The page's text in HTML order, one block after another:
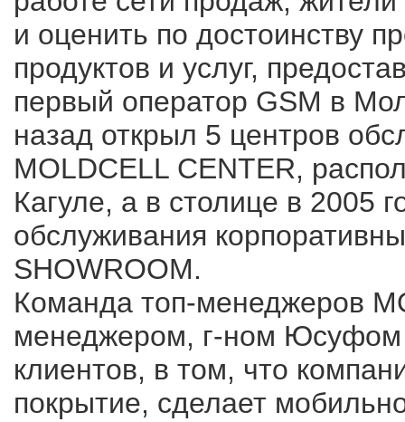
и оценить по достоинству
продуктов и услуг,
первый оператор GSM в
назад открыл 5 центров
MOLDCELL CENTER,
Кагуле, а в столице в 2005
обслуживания
SHOWROOM.
Команда топ-менеджеров
менеджером, г-ном Юсуфом
клиентов, в том, что
покрытие, сделает